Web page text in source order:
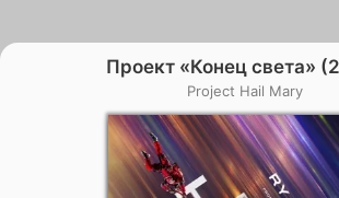
Проект «Конец света»
Project Hail Mary